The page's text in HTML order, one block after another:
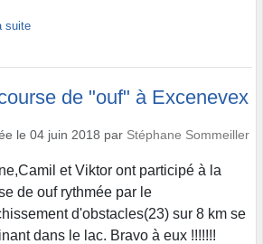
suite
de "ouf" à Excenevex
le 04 juin 2018 par Stéphane Sommeiller
et Viktor ont participé à la
de ouf rythmée par le
d'obstacles(23) sur 8 km se
dans le lac. Bravo à eux !!!!!!!